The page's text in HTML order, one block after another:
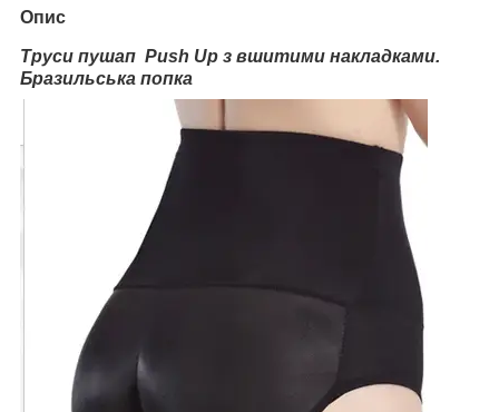
Опис
Труси пушап Push Up з вшитими накладками.
Бразильська попка